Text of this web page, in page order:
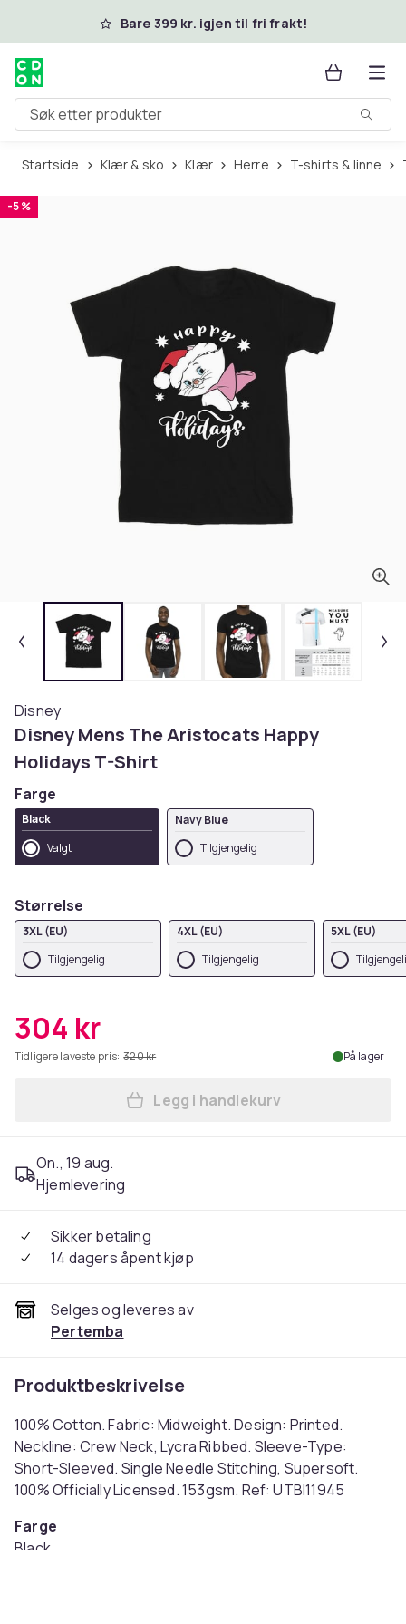
Hopp til hovedinnholdBare 399 kr. igjen til fri frakt!
Søk etter produkter
Startside Klær & sko Klær Herre T-shirts & linne
-5 %
Disney
Disney Mens The Aristocats Happy
Holidays T-Shirt
Farge
Black
Valgt
Navy Blue
Tilgjengelig
Størrelse
3XL (EU)
Tilgjengelig
4XL (EU)
Tilgjengelig
5XL (EU)
304 kr
Tidligere laveste pris: 320 kr På lager
Legg Disney Mens The
Legg i handlekurv
On., 19 aug.
Hjemlevering
Sikker betaling
14 dagers åpent kjøp
Selges og leveres av
Pertemba
Produktbeskrivelse
100% Cotton. Fabric: Midweight. Design: Printed.
Neckline: Crew Neck, Lycra Ribbed. Sleeve-Type:
Short-Sleeved. Single Needle Stitching, Supersoft.
100% Officially Licensed. 153gsm. Ref: UTBI11945
Farge
Black